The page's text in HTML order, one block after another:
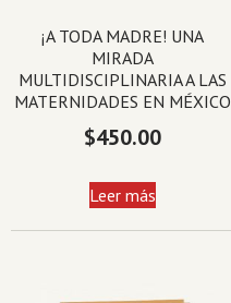
¡A TODA MADRE! UNA
MIRADA
MULTIDISCIPLINARIA A LAS
MATERNIDADES EN MÉXICO
$450.00
Leer más